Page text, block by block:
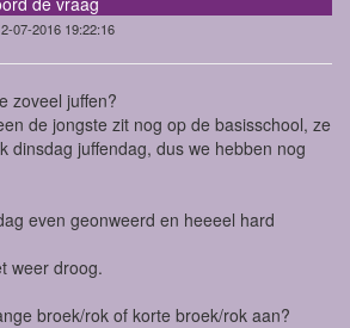
07-2016 19:22:16
zoveel juffen?
de jongste zit nog op de basisschool, ze
dinsdag juffendag, dus we hebben nog
even geonweerd en heeeel hard
weer droog.
broek/rok of korte broek/rok aan?